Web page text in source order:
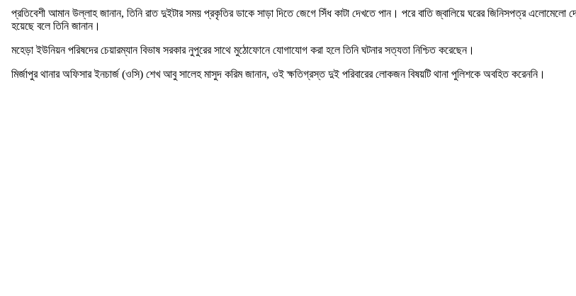
প্রতিবেশী আমান উল্লাহ জানান, তিনি রাত দুইটার সময় প্রকৃতির ডাকে সাড়া দিতে জেগে সিঁধ কাটা দেখতে পান। পরে বাতি জ্বালিয়ে ঘরের জিনিসপত্র
হয়েছে বলে তিনি জানান।
মহেড়া ইউনিয়ন পরিষদের চেয়ারম্যান বিভাষ সরকার নুপুরের সাথে মুঠোফোনে যোগাযোগ করা হলে তিনি ঘটনার সত্যতা নিশ্চিত করেছেন।
মির্জাপুর থানার অফিসার ইনচার্জ (ওসি) শেখ আবু সালেহ মাসুদ করিম জানান, ওই ক্ষতিগ্রস্ত দুই পরিবারের লোকজন বিষয়টি থানা পুলিশকে অবহিত করেননি।